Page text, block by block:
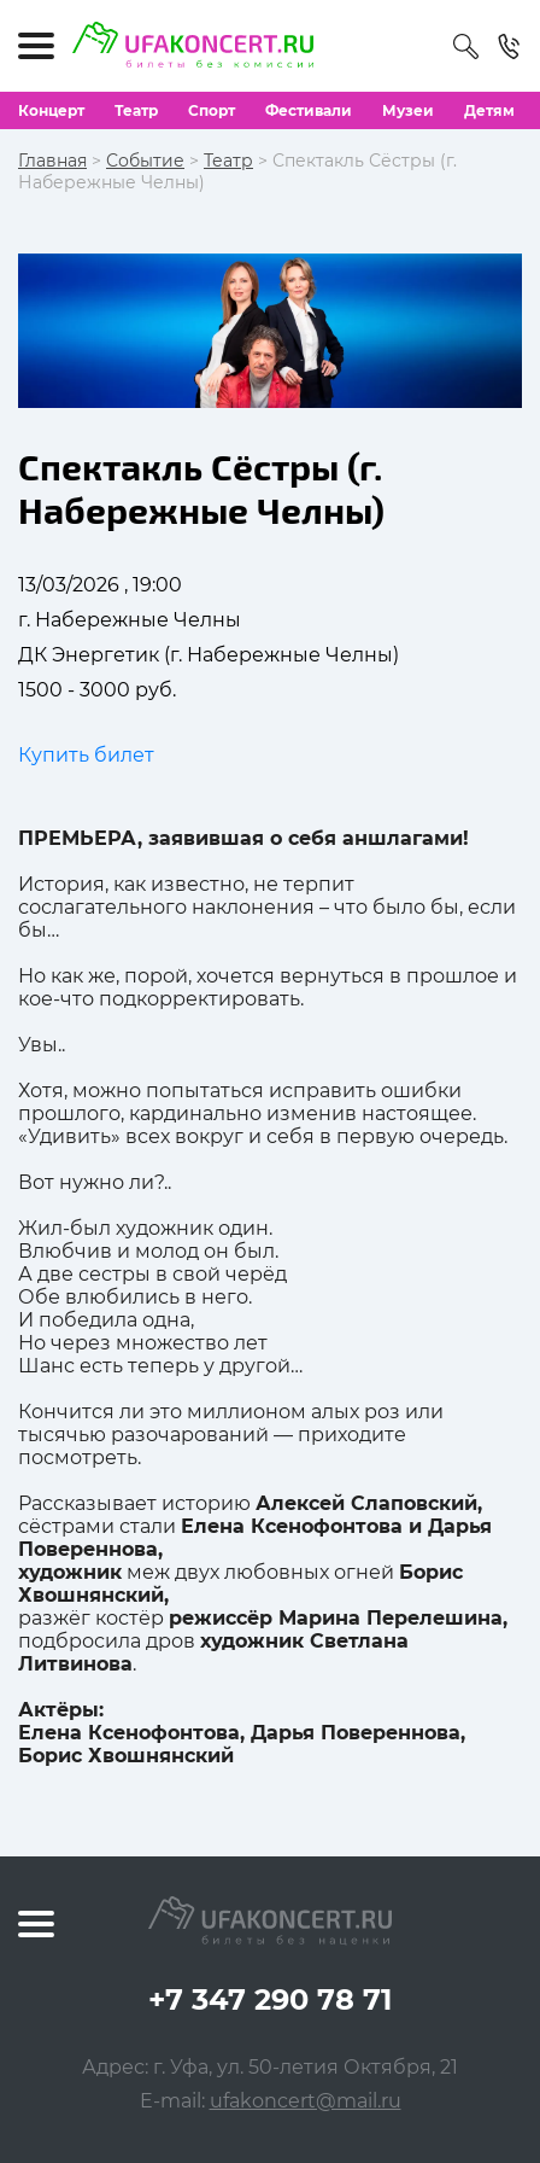
Концерт Театр Спорт Фестивали Музеи Детям
Главная > Событие > Театр > Спектакль Сёстры (г.
Набережные Челны)
Спектакль Сёстры (г.
Набережные Челны)
13/03/2026 , 19:00
г. Набережные Челны
ДК Энергетик (г. Набережные Челны)
1500 - 3000 руб.
Купить билет
ПРЕМЬЕРА, заявившая о себя аншлагами!
История, как известно, не терпит
сослагательного наклонения – что было бы, если
бы…
Но как же, порой, хочется вернуться в прошлое и
кое-что подкорректировать.
Увы..
Хотя, можно попытаться исправить ошибки
прошлого, кардинально изменив настоящее.
«Удивить» всех вокруг и себя в первую очередь.
Вот нужно ли?..
Жил-был художник один.
Влюбчив и молод он был.
А две сестры в свой черёд
Обе влюбились в него.
И победила одна,
Но через множество лет
Шанс есть теперь у другой…
Кончится ли это миллионом алых роз или
тысячью разочарований — приходите
посмотреть.
Рассказывает историю Алексей Слаповский,
сёстрами стали Елена Ксенофонтова и Дарья
Повереннова,
художник меж двух любовных огней Борис
Хвошнянский,
разжёг костёр режиссёр Марина Перелешина,
подбросила дров художник Светлана
Литвинова.
Актёры:
Елена Ксенофонтова, Дарья Повереннова,
Борис Хвошнянский
+7 347 290 78 71
Адрес: г. Уфа, ул. 50-летия Октября, 21
E-mail: ufakoncert@mail.ru